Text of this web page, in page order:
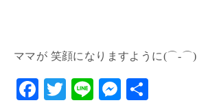
ママが 笑顔になりますように(⌒‐⌒)
F
T
Li
M